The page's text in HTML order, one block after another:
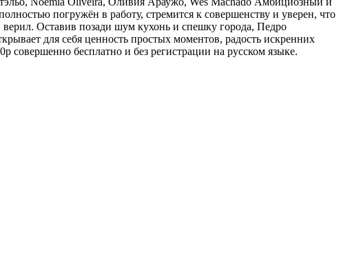
погружён в работу, стремится к совершенству и уверен, что
Оставив позади шум кухонь и спешку города, Педро
для себя ценность простых моментов, радость искренних
бесплатно и без регистрации на русском языке.